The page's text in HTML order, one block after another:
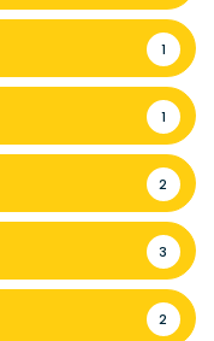
1
1
2
3
2